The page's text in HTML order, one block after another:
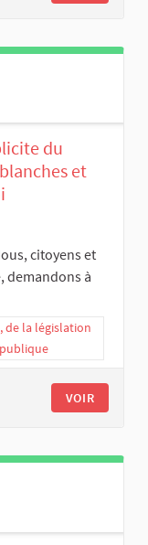
du
et
citoyens et
demandons à
de la législation
VOIR